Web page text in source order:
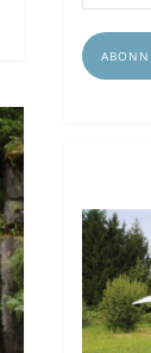
Adresse